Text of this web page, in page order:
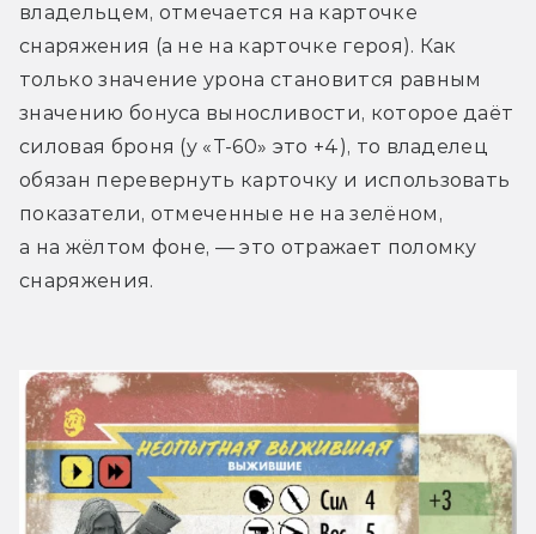
владельцем, отмечается на карточке
снаряжения (а не на карточке героя). Как
только значение урона становится равным
значению бонуса выносливости, которое даёт
силовая броня (у «T-60» это +4), то владелец
обязан перевернуть карточку и использовать
показатели, отмеченные не на зелёном,
а на жёлтом фоне, — это отражает поломку
снаряжения.